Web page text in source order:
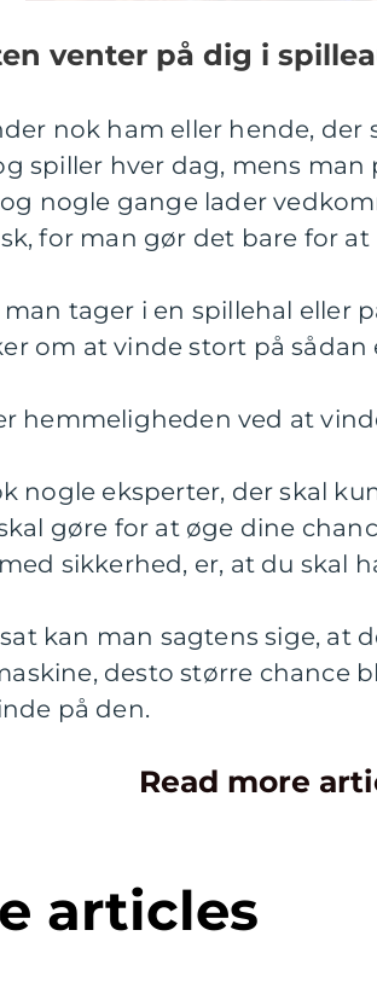
venter på dig i
nok ham eller hende, der
spiller hver dag, mens
nogle gange lader
for man gør det bare for at
man tager i en spillehal eller
om at vinde stort på sådan
hemmeligheden ved at
nogle eksperter, der skal
gøre for at øge dine
sikkerhed, er, at du skal
kan man sagtens sige, at
desto større chance
på den.
Read more
articles